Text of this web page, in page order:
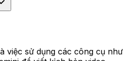
việc sử dụng các công cụ như